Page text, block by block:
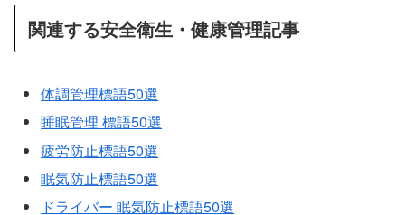
関連する安全衛生・健康管理記事
体調管理標語50選
睡眠管理 標語50選
疲労防止標語50選
眠気防止標語50選
ドライバー 眠気防止標語50選